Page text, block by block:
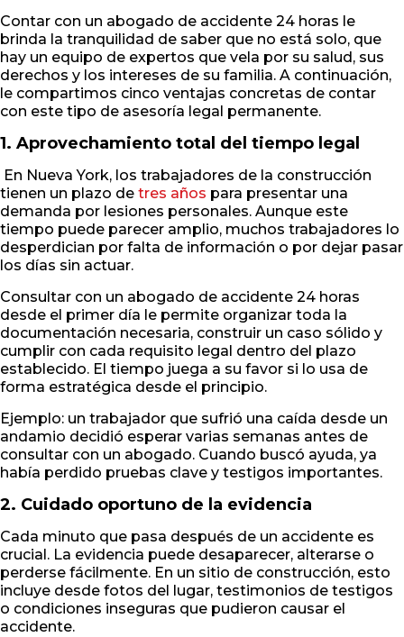
Contar con un abogado de accidente 24 horas le
brinda la tranquilidad de saber que no está solo, que
hay un equipo de expertos que vela por su salud, sus
derechos y los intereses de su familia. A continuación,
le compartimos cinco ventajas concretas de contar
con este tipo de asesoría legal permanente.
1. Aprovechamiento total del tiempo legal
En Nueva York, los trabajadores de la construcción
tienen un plazo de tres años para presentar una
demanda por lesiones personales. Aunque este
tiempo puede parecer amplio, muchos trabajadores lo
desperdician por falta de información o por dejar pasar
los días sin actuar.
Consultar con un abogado de accidente 24 horas
desde el primer día le permite organizar toda la
documentación necesaria, construir un caso sólido y
cumplir con cada requisito legal dentro del plazo
establecido. El tiempo juega a su favor si lo usa de
forma estratégica desde el principio.
Ejemplo: un trabajador que sufrió una caída desde un
andamio decidió esperar varias semanas antes de
consultar con un abogado. Cuando buscó ayuda, ya
había perdido pruebas clave y testigos importantes.
2. Cuidado oportuno de la evidencia
Cada minuto que pasa después de un accidente es
crucial. La evidencia puede desaparecer, alterarse o
perderse fácilmente. En un sitio de construcción, esto
incluye desde fotos del lugar, testimonios de testigos
o condiciones inseguras que pudieron causar el
accidente.